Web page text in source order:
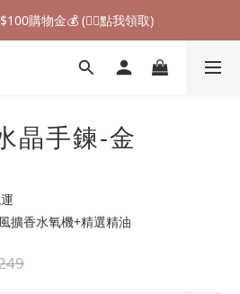
購物金💰 (👉🏻點我領取)
購物金💰 (👉🏻點我領取)
物❤85折起 (👉🏻點我探索)
晶手鍊-金
擴香水氧機+精選精油